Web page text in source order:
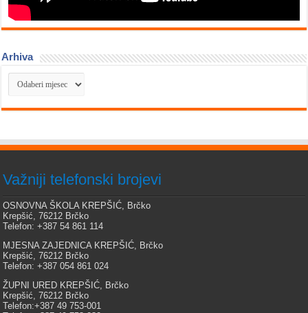
Arhiva
Arhiva
Važniji telefonski brojevi
OSNOVNA ŠKOLA KREPŠIĆ, Brčko
Krepšić, 76212 Brčko
Telefon: +387 54 861 114
MJESNA ZAJEDNICA KREPŠIĆ, Brčko
Krepšić, 76212 Brčko
Telefon: +387 054 861 024
ŽUPNI URED KREPŠIĆ, Brčko
Krepšić, 76212 Brčko
Telefon:+387 49 753-001